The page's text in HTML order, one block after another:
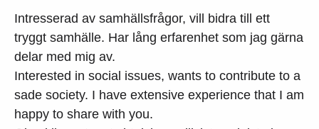
Intresserad av samhällsfrågor, vill bidra till ett
tryggt samhälle. Har lång erfarenhet som jag gärna
delar med mig av.
Interested in social issues, wants to contribute to a
sade society. I have extensive experience that I am
happy to share with you.